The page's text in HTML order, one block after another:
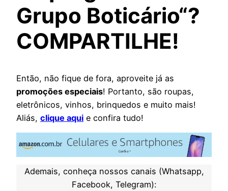
Grupo Boticário“?
COMPARTILHE!
Então, não fique de fora, aproveite já as
promoções especiais! Portanto, são roupas,
eletrônicos, vinhos, brinquedos e muito mais!
Aliás, clique aqui e confira tudo!
Ademais, conheça nossos canais (Whatsapp,
Facebook, Telegram):